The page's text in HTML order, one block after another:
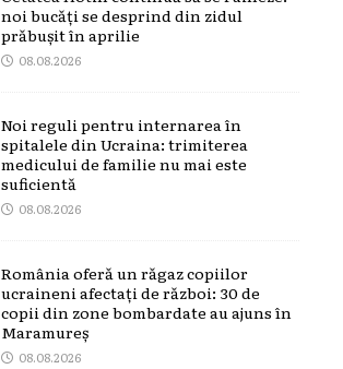
noi bucăți se desprind din zidul
prăbușit în aprilie
08.08.2026
Noi reguli pentru internarea în
spitalele din Ucraina: trimiterea
medicului de familie nu mai este
suficientă
08.08.2026
România oferă un răgaz copiilor
ucraineni afectați de război: 30 de
copii din zone bombardate au ajuns în
Maramureș
08.08.2026